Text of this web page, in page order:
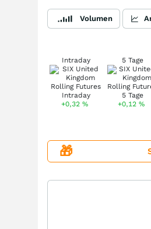
Volumen
Intraday
+0,32%
5 Tage
+0,12%
🎁